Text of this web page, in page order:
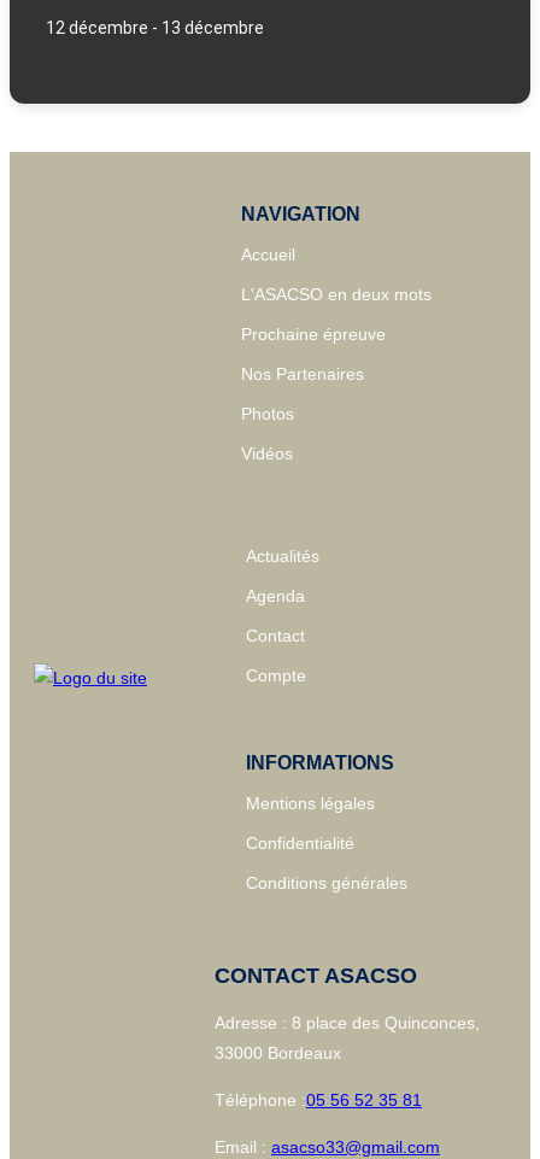
12 décembre - 13 décembre
NAVIGATION
Accueil
L'ASACSO en deux mots
Prochaine épreuve
Nos Partenaires
Photos
Vidéos
Actualités
Agenda
Contact
Compte
INFORMATIONS
Mentions légales
Confidentialité
Conditions générales
CONTACT ASACSO
Adresse : 8 place des Quinconces,
33000 Bordeaux
Téléphone :05 56 52 35 81
Email : asacso33@gmail.com